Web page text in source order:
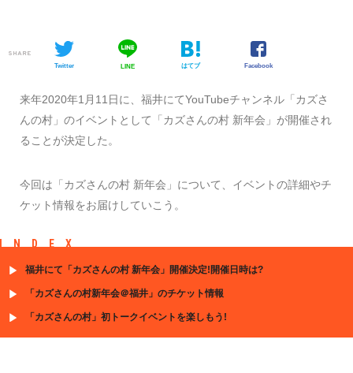
SHARE
Twitter LINE はてブ Facebook
来年2020年1月11日に、福井にてYouTubeチャンネル「カズさ
んの村」のイベントとして「カズさんの村 新年会」が開催され
ることが決定した。
今回は「カズさんの村 新年会」について、イベントの詳細やチ
ケット情報をお届けしていこう。
INDEX
福井にて「カズさんの村 新年会」開催決定!開催日時は?
「カズさんの村新年会＠福井」のチケット情報
「カズさんの村」初トークイベントを楽しもう!